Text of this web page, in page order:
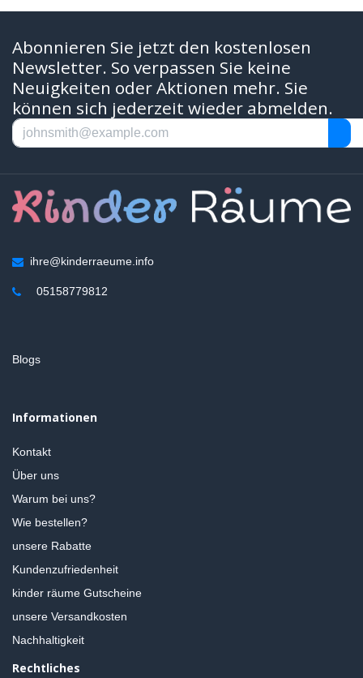
Abonnieren Sie jetzt den kostenlosen
Newsletter. So verpassen Sie keine
Neuigkeiten oder Aktionen mehr. Sie
können sich jederzeit wieder abmelden.
ihre@kinderraeume.info
05158779812
Blogs
Informationen
Kontakt
Über uns
Warum bei uns?
Wie bestellen?
unsere Rabatte
Kundenzufriedenheit
kinder räume Gutscheine
unsere Versandkosten
Nachhaltigkeit
Rechtliches